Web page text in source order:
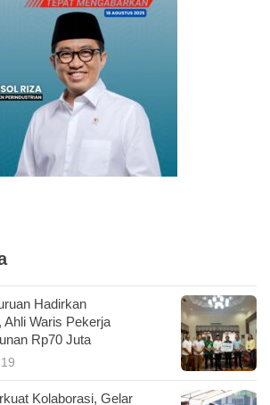
Hadirkan
Ahli Waris Pekerja
Rp70 Juta
Kolaborasi, Gelar